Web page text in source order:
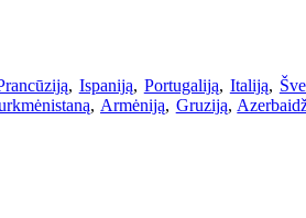
, Ispaniją, Portugaliją, Italiją,
, Armėniją, Gruziją,